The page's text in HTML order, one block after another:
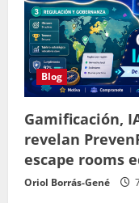
Blog
Gamificación,
revelan
escape rooms
Oriol Borrás-Gené